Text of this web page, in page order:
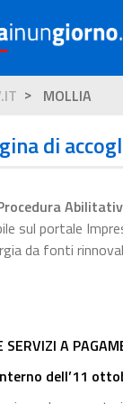
MOLLIA
di
sul portale
da fonti
A
dell’11